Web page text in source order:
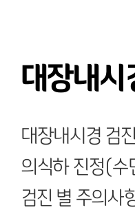
대장내시
대장내시경 검
의식하 진정(수
검진 별 주의사